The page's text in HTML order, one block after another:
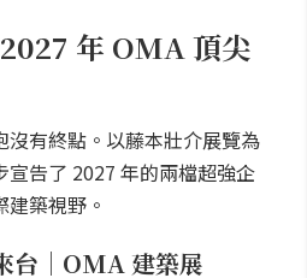
年 OMA 頂尖
沒有終點。以藤本壯介展覽為
宣告了 2027 年的兩檔超強企
築視野。
台｜OMA 建築展